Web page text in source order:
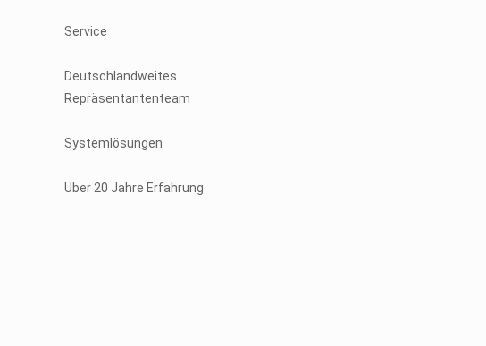
Service
Deutschlandweites
Repräsentantenteam
Systemlösungen
Über 20 Jahre Erfahrung